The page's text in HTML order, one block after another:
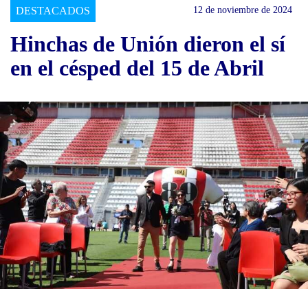
DESTACADOS 12 de noviembre de 2024
Hinchas de Unión dieron el sí
en el césped del 15 de Abril